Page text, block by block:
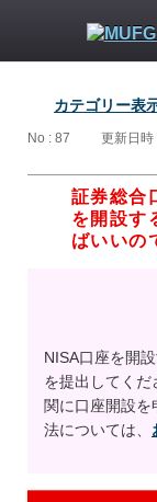
カテゴリー表
No : 87 更新日
証券総合
を開設す
ばいいの
NISA口座を開
を提出してく
関に口座開設
法については、